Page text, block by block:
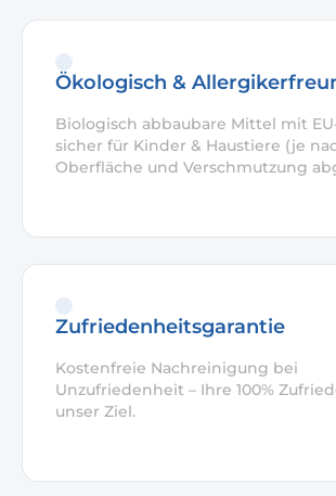
Ökologisch &
Biologisch abbaubare Mittel mit
sicher für Kinder & Haustiere (je
Oberfläche und Verschmutzung
Zufriedenheitsgarantie
Kostenfreie Nachreinigung bei
Unzufriedenheit – Ihre 100%
unser Ziel.